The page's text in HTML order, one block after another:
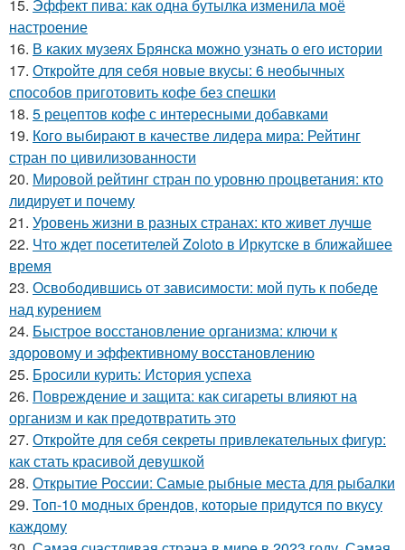
15. Эффект пива: как одна бутылка изменила моё
настроение
16. В каких музеях Брянска можно узнать о его истории
17. Откройте для себя новые вкусы: 6 необычных
способов приготовить кофе без спешки
18. 5 рецептов кофе с интересными добавками
19. Кого выбирают в качестве лидера мира: Рейтинг
стран по цивилизованности
20. Мировой рейтинг стран по уровню процветания: кто
лидирует и почему
21. Уровень жизни в разных странах: кто живет лучше
22. Что ждет посетителей Zoloto в Иркутске в ближайшее
время
23. Освободившись от зависимости: мой путь к победе
над курением
24. Быстрое восстановление организма: ключи к
здоровому и эффективному восстановлению
25. Бросили курить: История успеха
26. Повреждение и защита: как сигареты влияют на
организм и как предотвратить это
27. Откройте для себя секреты привлекательных фигур:
как стать красивой девушкой
28. Открытие России: Самые рыбные места для рыбалки
29. Топ-10 модных брендов, которые придутся по вкусу
каждому